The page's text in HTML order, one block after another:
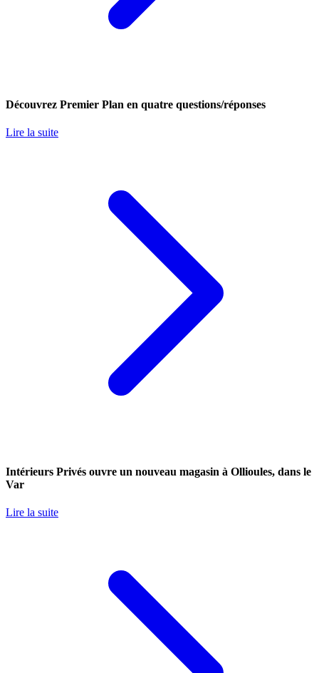
Découvrez Premier Plan en quatre questions/réponses
Lire la suite
Intérieurs Privés ouvre un nouveau magasin à Ollioules, dans le
Var
Lire la suite